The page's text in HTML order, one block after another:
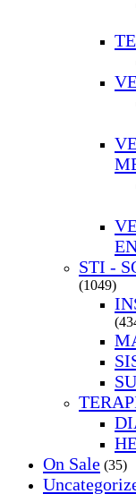
STI -
(1049)
On Sale (35)